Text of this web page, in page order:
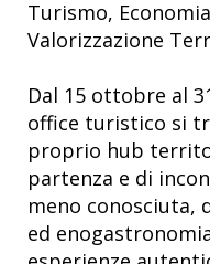
Turismo,
Valorizzazione
Dal 15 ottobre al
office turistico si
proprio hub
partenza e di
meno conosciuta,
ed